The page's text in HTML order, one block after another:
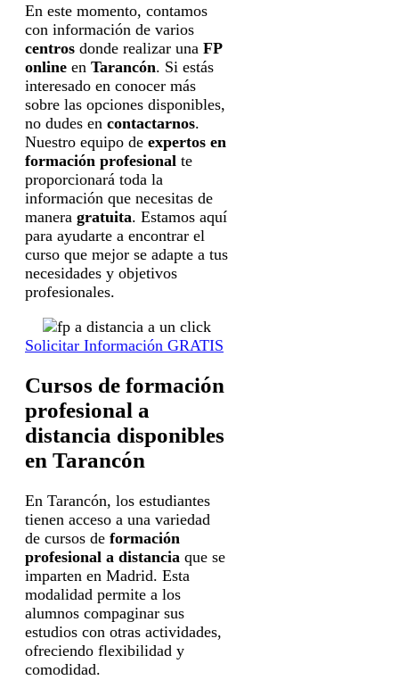
En este momento, contamos
con información de varios
centros donde realizar una FP
online en Tarancón. Si estás
interesado en conocer más
sobre las opciones disponibles,
no dudes en contactarnos.
Nuestro equipo de expertos en
formación profesional te
proporcionará toda la
información que necesitas de
manera gratuita. Estamos aquí
para ayudarte a encontrar el
curso que mejor se adapte a tus
necesidades y objetivos
profesionales.
Solicitar Información GRATIS
Cursos de formación
profesional a
distancia disponibles
en Tarancón
En Tarancón, los estudiantes
tienen acceso a una variedad
de cursos de formación
profesional a distancia que se
imparten en Madrid. Esta
modalidad permite a los
alumnos compaginar sus
estudios con otras actividades,
ofreciendo flexibilidad y
comodidad.